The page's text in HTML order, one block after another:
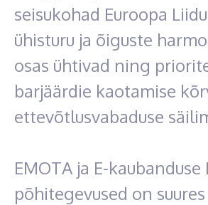
seisukohad Euroopa
ühisturu ja õiguste
osas ühtivad ning
barjäärdie kaotamise
ettevõtlusvabaduse
EMOTA ja E-kaubanduse
põhitegevused on